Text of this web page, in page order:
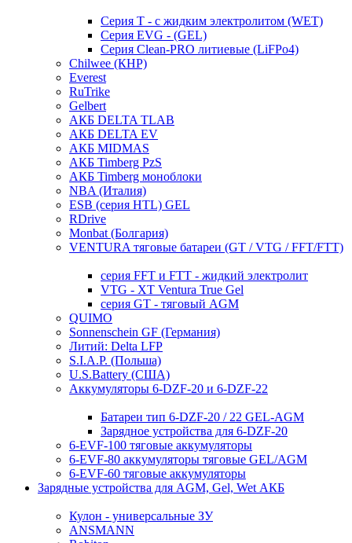
Серия T - с жидким электролитом (WET)
Серия EVG - (GEL)
Серия Clean-PRO литиевые (LiFPo4)
Chilwee (КНР)
Everest
RuTrike
Gelbert
АКБ DELTA TLAB
АКБ DELTA EV
АКБ MIDMAS
АКБ Timberg PzS
АКБ Timberg моноблоки
NBA (Италия)
ESB (серия HTL) GEL
RDrive
Monbat (Болгария)
VENTURA тяговые батареи (GT / VTG / FFT/FTT)
серия FFT и FTT - жидкий электролит
VTG - XT Ventura True Gel
серия GT - тяговый AGM
QUIMO
Sonnenschein GF (Германия)
Литий: Delta LFP
S.I.A.P. (Польша)
U.S.Battery (США)
Аккумуляторы 6-DZF-20 и 6-DZF-22
Батареи тип 6-DZF-20 / 22 GEL-AGM
Зарядное устройства для 6-DZF-20
6-EVF-100 тяговые аккумуляторы
6-EVF-80 аккумуляторы тяговые GEL/AGM
6-EVF-60 тяговые аккумуляторы
Зарядные устройства для AGM, Gel, Wet АКБ
Кулон - универсальные ЗУ
ANSMANN